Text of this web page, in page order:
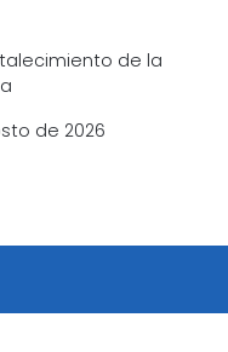
de la
de 2026